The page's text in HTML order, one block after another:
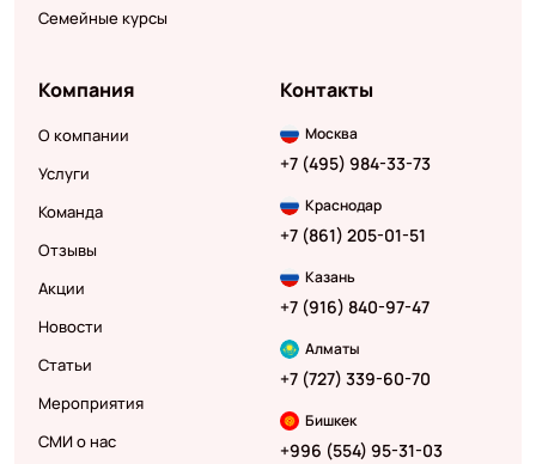
Семейные курсы
Компания
О компании
Услуги
Команда
Отзывы
Акции
Новости
Статьи
Мероприятия
СМИ о нас
Контакты
Москва
+7 (495) 984-33-73
Краснодар
+7 (861) 205-01-51
Казань
+7 (916) 840-97-47
Алматы
+7 (727) 339-60-70
Бишкек
+996 (554) 95-31-03